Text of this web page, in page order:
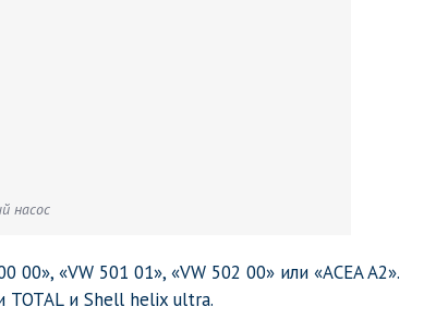
насос
«VW 501 01», «VW 502 00» или «ACEA A2».
TOTAL и Shell helix ultra.